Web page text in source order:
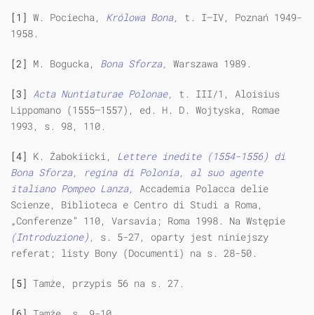
[1] W. Pociecha, Królowa Bona, t. I—IV, Poznań 1949-
1958.
[2] M. Bogucka, Bona Sforza, Warszawa 1989.
[3] Acta Nuntiaturae Polonae, t. III/1, Aloisius
Lippomano (1555—1557), ed. H. D. Wojtyska, Romae
1993, s. 98, 110.
[4] K. Żabokiicki, Lettere inedite (1554-1556) di
Bona Sforza, regina di Polonia, al suo agente
italiano Pompeo Lanza, Accademia Polacca delie
Scienze, Biblioteca e Centro di Studi a Roma,
„Conferenze” 110, Varsavia; Roma 1998. Na Wstępie
(Introduzione), s. 5-27, oparty jest niniejszy
referat; listy Bony (Documenti) na s. 28-50.
[5] Tamże, przypis 56 na s. 27.